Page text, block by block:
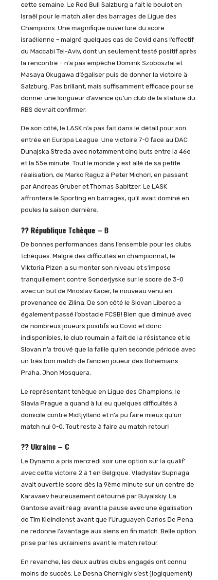
cette semaine. Le Red Bull Salzburg a fait le boulot en
Israël pour le match aller des barrages de Ligue des
Champions. Une magnifique ouverture du score
israélienne – malgré quelques cas de Covid dans l’effectif
du Maccabi Tel-Aviv, dont un seulement testé positif après
la rencontre – n’a pas empêché Dominik Szoboszlai et
Masaya Okugawa d’égaliser puis de donner la victoire à
Salzburg. Pas brillant, mais suffisamment efficace pour se
donner une longueur d’avance qu’un club de la stature du
RBS devrait confirmer.
De son côté, le LASK n’a pas fait dans le détail pour son
entrée en Europa League. Une victoire 7-0 face au DAC
Dunajska Streda avec notamment cinq buts entre la 46e
et la 55e minute. Tout le monde y est allé de sa petite
réalisation, de Marko Raguz à Peter Michorl, en passant
par Andreas Gruber et Thomas Sabitzer. Le LASK
affrontera le Sporting en barrages, qu’il avait dominé en
poules la saison dernière.
?? République Tchèque – B
De bonnes performances dans l’ensemble pour les clubs
tchèques. Malgré des difficultés en championnat, le
Viktoria Plzen a su monter son niveau et s’impose
tranquillement contre Sonderjyske sur le score de 3-0
avec un but de Miroslav Kacer, le nouveau venu en
provenance de Zilina. De son côté le Slovan Liberec a
également passé l’obstacle FCSB! Bien que diminué avec
de nombreux joueurs positifs au Covid et donc
indisponibles, le club roumain a fait de la résistance et le
Slovan n’a trouvé que la faille qu’en seconde période avec
un très bon match de l’ancien joueur des Bohemians
Praha, Jhon Mosquera.
Le représentant tchèque en Ligue des Champions, le
Slavia Prague a quand à lui eu quelques difficultés à
domicile contre Midtjylland et n’a pu faire mieux qu’un
match nul 0-0. Tout reste à faire au match retour!
?? Ukraine – C
Le Dynamo a pris mercredi soir une option sur la qualif’
avec cette victoire 2 à 1 en Belgique. Vladyslav Supriaga
avait ouvert le score dès la 9ème minute sur un centre de
Karavaev heureusement détourné par Buyalskiy. La
Gantoise avait réagi avant la pause avec une égalisation
de Tim Kleindienst avant que l’Uruguayen Carlos De Pena
ne redonne l’avantage aux siens en fin match. Belle option
prise par les ukrainiens avant le match retour.
En revanche, les deux autres clubs engagés ont connu
moins de succès. Le Desna Chernigiv s’est (logiquement)